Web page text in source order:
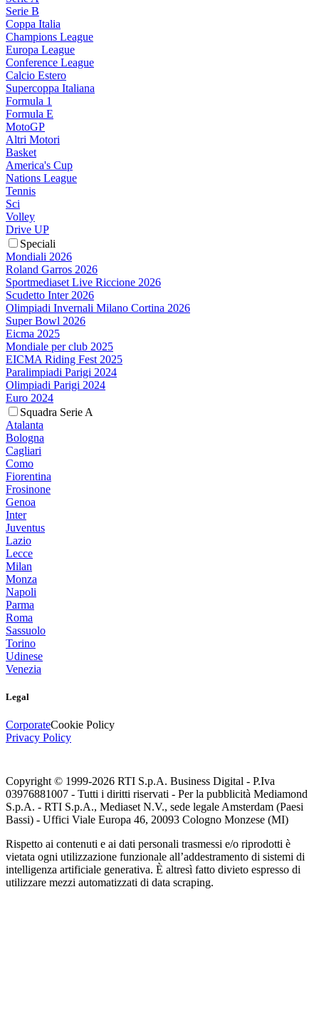
Serie B
Coppa Italia
Champions League
Europa League
Conference League
Calcio Estero
Supercoppa Italiana
Formula 1
Formula E
MotoGP
Altri Motori
Basket
America's Cup
Nations League
Tennis
Sci
Volley
Drive UP
Speciali
Mondiali 2026
Roland Garros 2026
Sportmediaset Live Riccione 2026
Scudetto Inter 2026
Olimpiadi Invernali Milano Cortina 2026
Super Bowl 2026
Eicma 2025
Mondiale per club 2025
EICMA Riding Fest 2025
Paralimpiadi Parigi 2024
Olimpiadi Parigi 2024
Euro 2024
Squadra Serie A
Atalanta
Bologna
Cagliari
Como
Fiorentina
Frosinone
Genoa
Inter
Juventus
Lazio
Lecce
Milan
Monza
Napoli
Parma
Roma
Sassuolo
Torino
Udinese
Venezia
Legal
CorporateCookie Policy
Privacy Policy
Copyright © 1999-2026 RTI S.p.A. Business Digital - P.Iva
03976881007 - Tutti i diritti riservati - Per la pubblicità Mediamond
S.p.A. - RTI S.p.A., Mediaset N.V., sede legale Amsterdam (Paesi
Bassi) - Uffici Viale Europa 46, 20093 Cologno Monzese (MI)
Rispetto ai contenuti e ai dati personali trasmessi e/o riprodotti è
vietata ogni utilizzazione funzionale all’addestramento di sistemi di
intelligenza artificiale generativa. È altresì fatto divieto espresso di
utilizzare mezzi automatizzati di data scraping.